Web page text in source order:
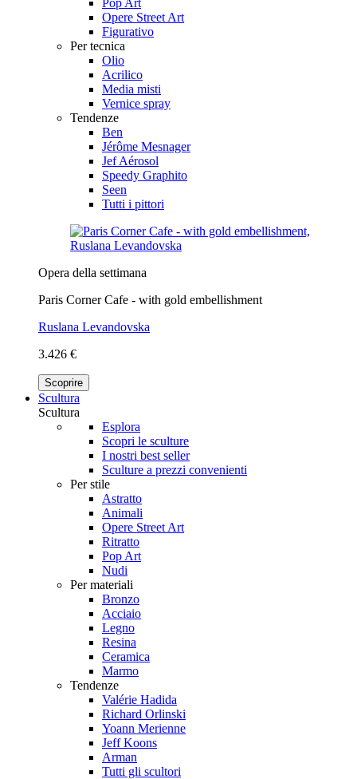
Opere Street Art
Figurativo
Per tecnica
Olio
Acrilico
Media misti
Vernice spray
Tendenze
Ben
Jérôme Mesnager
Jef Aérosol
Speedy Graphito
Seen
Tutti i pittori
Opera della settimana
Paris Corner Cafe - with gold embellishment
Ruslana Levandovska
3.426 €
Scoprire
Scultura
Scultura
Esplora
Scopri le sculture
I nostri best seller
Sculture a prezzi convenienti
Per stile
Astratto
Animali
Opere Street Art
Ritratto
Pop Art
Nudi
Per materiali
Bronzo
Acciaio
Legno
Resina
Ceramica
Marmo
Tendenze
Valérie Hadida
Richard Orlinski
Yoann Merienne
Jeff Koons
Arman
Tutti gli scultori